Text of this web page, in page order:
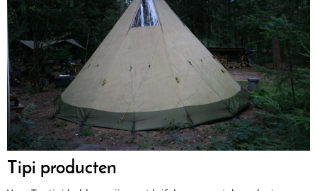
Tipi producten